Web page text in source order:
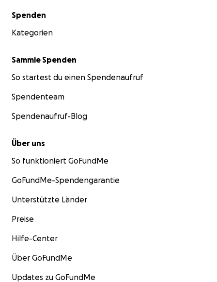
Sekundärmenü
Spenden
Kategorien
Sammle Spenden
So startest du einen Spendenaufruf
Spendenteam
Spendenaufruf-Blog
Über uns
So funktioniert GoFundMe
GoFundMe-Spendengarantie
Unterstützte Länder
Preise
Hilfe-Center
Über GoFundMe
Updates zu GoFundMe